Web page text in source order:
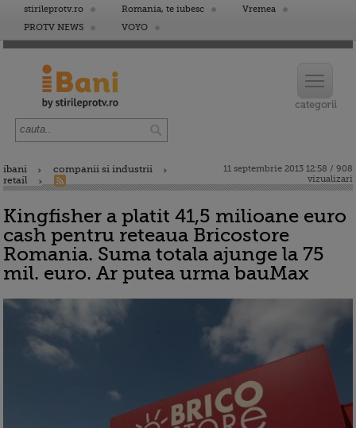
stirileprotv.ro Romania, te iubesc
Vremea
PROTV NEWS
VOYO
ibani
companii si industrii
retail
11 septembrie 2013 12:58 / 908
vizualizari
Kingfisher a platit 41,5 milioane euro
cash pentru reteaua Bricostore
Romania. Suma totala ajunge la 75
mil. euro. Ar putea urma bauMax